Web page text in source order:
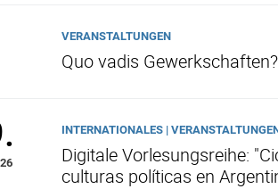
VERANSTALTUNGEN
Quo vadis Gewerkschaften?
INTERNATIONALES |
Digitale Vorlesungsreihe:
culturas políticas en